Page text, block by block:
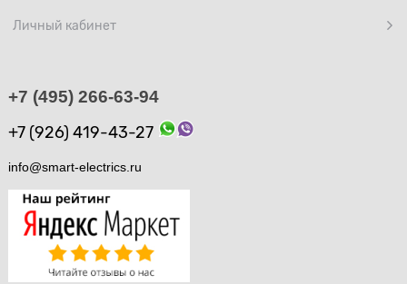
Личный кабинет
+7 (495) 266-63-94
+7 (926) 419-43-27
info@smart-electrics.ru